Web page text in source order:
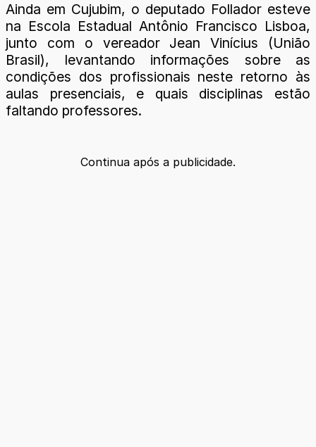
Ainda em Cujubim, o deputado Follador esteve
na Escola Estadual Antônio Francisco Lisboa,
junto com o vereador Jean Vinícius (União
Brasil), levantando informações sobre as
condições dos profissionais neste retorno às
aulas presenciais, e quais disciplinas estão
faltando professores.
Continua após a publicidade.